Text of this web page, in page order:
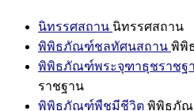
นิทรรศสถาน นิทรรศสถาน
พิพิธภัณฑ์ชลทัศนสถาน พิพิ
พิพิธภัณฑ์พระจุฑาธุชราชฐ
ราชฐาน
พิพิธภัณฑ์พืชมีชีวิต พิพิธภั